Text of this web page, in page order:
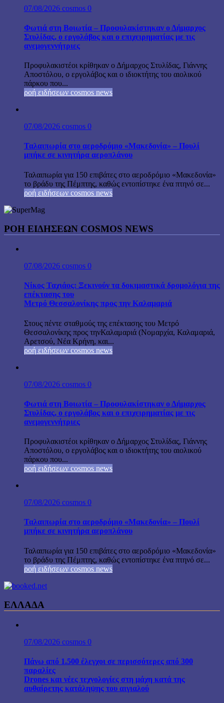
07/08/2026 cosmos 0
Φωτιά στη Βοιωτία – Προφυλακίστηκαν ο Δήμαρχος
Στυλίδας, ο εργολάβος και ο επιχειρηματίας με τις
ανεμογεννήτριες
Προφυλακιστέοι κρίθηκαν ο Δήμαρχος Στυλίδας, Γιάννης
Αποστόλου, ο εργολάβος και ο ιδιοκτήτης του αιολικού
πάρκου που...
ροή ειδήσεων cosmos news
07/08/2026 cosmos 0
Ταλαιπωρία στο αεροδρόμιο «Μακεδονία» – Πουλί
μπήκε σε κινητήρα αεροπλάνου
Ταλαιπωρία για 150 επιβάτες στο αεροδρόμιο «Μακεδονία»
το βράδυ της Πέμπτης, καθώς εντοπίστηκε ένα πτηνό σε...
ροή ειδήσεων cosmos news
ΡΟΉ ΕΙΔΉΣΕΩΝ COSMOS NEWS
07/08/2026 cosmos 0
Νίκος Ταχιάος: Ξεκινούν τα δοκιμαστικά δρομολόγια της
επέκτασης του
Μετρό Θεσσαλονίκης προς την Καλαμαριά
Στους πέντε σταθμούς της επέκτασης του Μετρό
Θεσσαλονίκης προς τηνΚαλαμαριά (Νομαρχία, Καλαμαριά,
Αρετσού, Νέα Κρήνη, και...
ροή ειδήσεων cosmos news
07/08/2026 cosmos 0
Φωτιά στη Βοιωτία – Προφυλακίστηκαν ο Δήμαρχος
Στυλίδας, ο εργολάβος και ο επιχειρηματίας με τις
ανεμογεννήτριες
Προφυλακιστέοι κρίθηκαν ο Δήμαρχος Στυλίδας, Γιάννης
Αποστόλου, ο εργολάβος και ο ιδιοκτήτης του αιολικού
πάρκου που...
ροή ειδήσεων cosmos news
07/08/2026 cosmos 0
Ταλαιπωρία στο αεροδρόμιο «Μακεδονία» – Πουλί
μπήκε σε κινητήρα αεροπλάνου
Ταλαιπωρία για 150 επιβάτες στο αεροδρόμιο «Μακεδονία»
το βράδυ της Πέμπτης, καθώς εντοπίστηκε ένα πτηνό σε...
ροή ειδήσεων cosmos news
ΕΛΛΑΔΑ
07/08/2026 cosmos 0
Πάνω από 1.500 έλεγχοι σε περισσότερες από 300
παραλίες
Drones και νέες τεχνολογίες στη μάχη κατά της
αυθαίρετης κατάληψης του αιγιαλού